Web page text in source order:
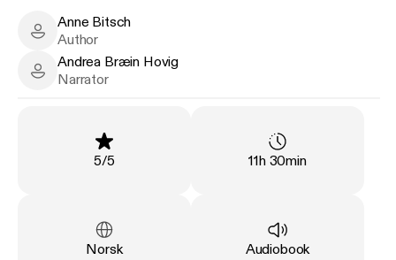
gutteliv på Oslos østkant - med deres store og små
hemmeligheter - om en politietterforskning som
kanskje ikke avdekket hele sannheten, og om sviket
Anne Bitsch - Author
Anne Bitsch
Author
Andrea Bræin Hovig - Narrator
Andrea Bræin Hovig
Narrator
Rating
5/5 Duration:
11h 30min
Language
Norsk Type:
Audiobook